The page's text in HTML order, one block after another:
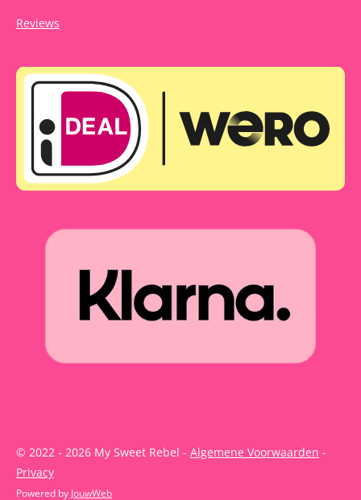
Reviews
© 2022 - 2026 My Sweet Rebel - Algemene Voorwaarden -
Privacy
Powered by JouwWeb